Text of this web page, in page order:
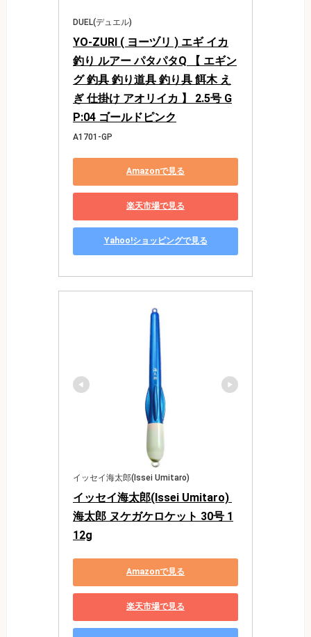
DUEL(デュエル)
YO-ZURI ( ヨーヅリ ) エギ イカ
釣り ルアー パタパタQ 【 エギン
グ 釣具 釣り道具 釣り具 餌木 え
ぎ 仕掛け アオリイカ 】 2.5号 G
P:04 ゴールドピンク
A1701-GP
Amazonで見る
楽天市場で見る
Yahoo!ショッピングで見る
イッセイ海太郎(Issei Umitaro)
イッセイ海太郎(Issei Umitaro)
海太郎 ヌケガケロケット 30号 1
12g
Amazonで見る
楽天市場で見る